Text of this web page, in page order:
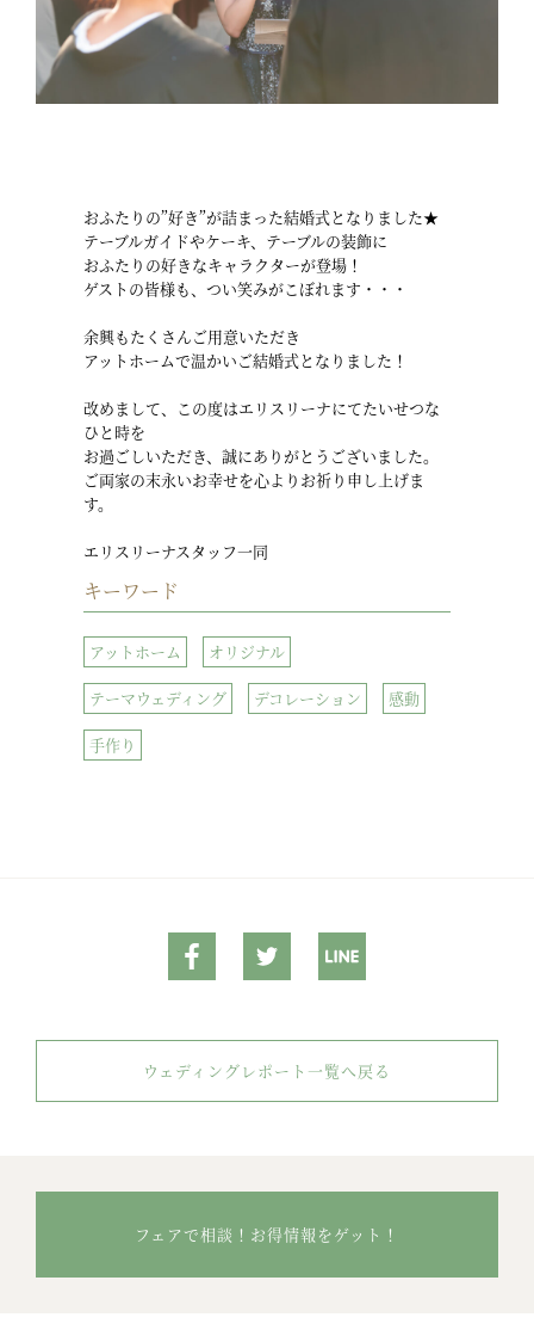
おふたりの”好き”が詰まった結婚式となりました★
テーブルガイドやケーキ、テーブルの装飾に
おふたりの好きなキャラクターが登場！
ゲストの皆様も、つい笑みがこぼれます・・・
余興もたくさんご用意いただき
アットホームで温かいご結婚式となりました！
改めまして、この度はエリスリーナにてたいせつな
ひと時を
お過ごしいただき、誠にありがとうございました。
ご両家の末永いお幸せを心よりお祈り申し上げま
す。
エリスリーナスタッフ一同
キーワード
アットホーム オリジナル
テーマウェディング デコレーション 感動
手作り
ウェディングレポート一覧へ戻る
フェアで相談！お得情報をゲット！